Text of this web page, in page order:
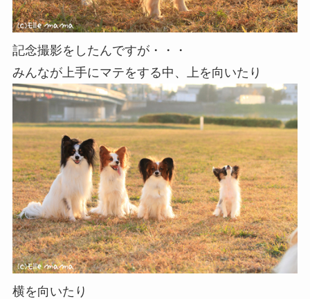
記念撮影をしたんですが・・・
みんなが上手にマテをする中、上を向いたり
横を向いたり